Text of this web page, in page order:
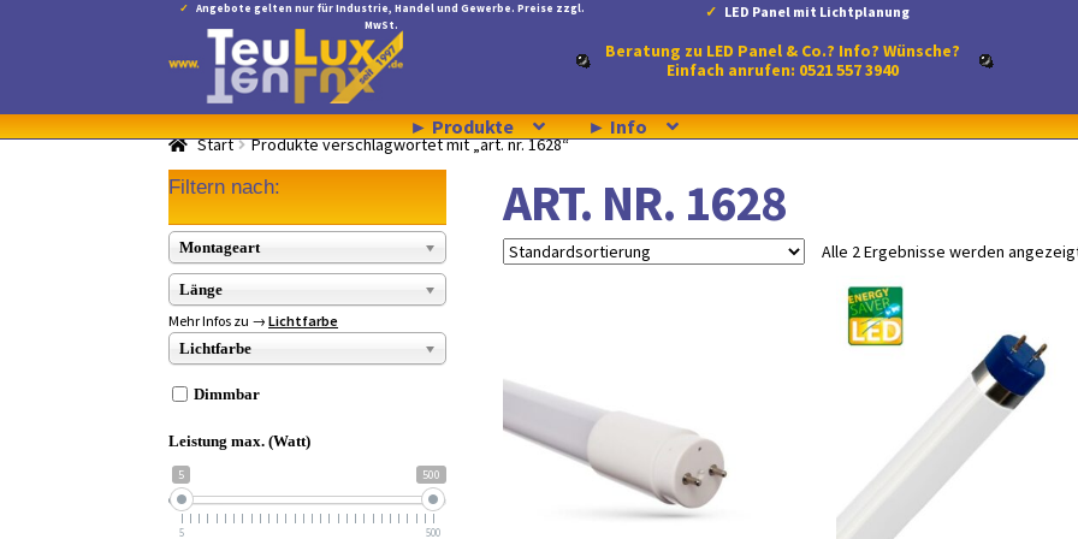
Angebote gelten nur für Industrie, Handel und Gewerbe. Preise zzgl.
MwSt.
LED Panel mit Lichtplanung
Navigation
springen
Inhalt
springen
Beratung zu LED Panel & Co.? Info? Wünsche?
Einfach anrufen: 0521 557 3940
► Produkte ► Info
Start Produkte verschlagwortet mit „art. nr. 1628“
ART. NR. 1628
Alle 2 Ergebnisse werden
Filtern nach:
Montageart
Länge
Mehr Infos zu →Lichtfarbe
Lichtfarbe
Dimmbar
Leistung max. (Watt)
5 500
5 500